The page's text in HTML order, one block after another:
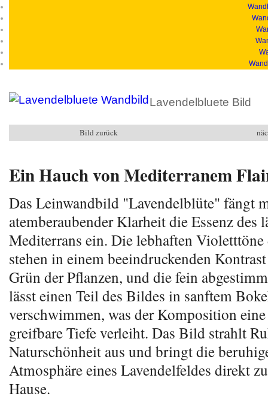
Lavendelbluete Bild
Bild zurück
Ein Hauch von Mediterranem
Das Leinwandbild "Lavendelblüte" fängt
atemberaubender Klarheit die Essenz des
Mediterrans ein. Die lebhaften
stehen in einem beeindruckenden
Grün der Pflanzen, und die fein
lässt einen Teil des Bildes in sanftem
verschwimmen, was der Komposition
greifbare Tiefe verleiht. Das Bild strahlt
Naturschönheit aus und bringt die
Atmosphäre eines Lavendelfeldes direkt
Hause.